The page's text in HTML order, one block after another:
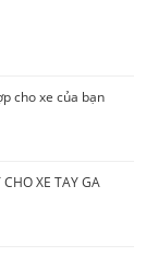
cho xe của bạn
XE TAY GA